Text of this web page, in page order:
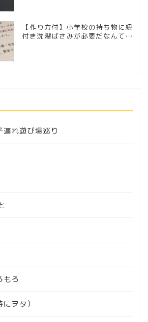
【作り方付】小学校の持ち物に紐
付き洗濯ばさみが必要だなんて…
連れ遊び場巡り
もろ
ヲタ）